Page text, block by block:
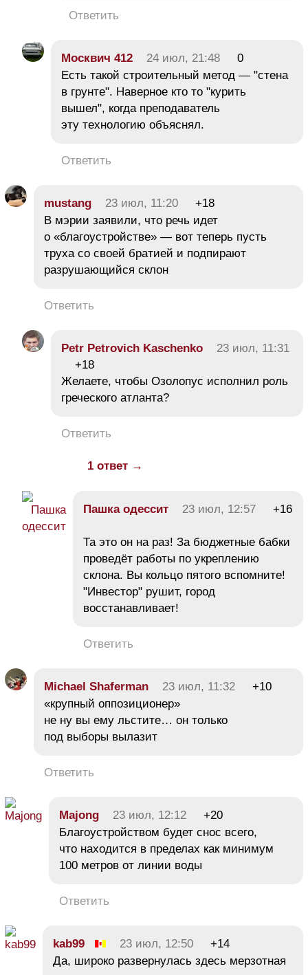
Ответить
Москвич 412 24 июл, 21:48
0
Есть такой строительный метод — "стена
в грунте". Наверное кто то "курить
вышел", когда преподаватель
эту технологию объяснял.
Ответить
mustang 23 июл, 11:20
+18
В мэрии заявили, что речь идет
о «благоустройстве» — вот теперь пусть
труха со своей братией и подпирают
разрушающийся склон
Ответить
Petr Petrovich Kaschenko
23 июл, 11:31
+18
Желаете, чтобы Озолопус исполнил роль
греческого атланта?
Ответить
1 ответ →
Пашка одессит 23 июл, 12:57 +16
Та это он на раз! За бюджетные бабки
проведёт работы по укреплению
склона. Вы кольцо пятого вспомните!
"Инвестор" рушит, город
восстанавливает!
Ответить
Michael Shaferman 23 июл, 11:32
+10
«крупный оппозиционер»
не ну вы ему льстите… он только
под выборы вылазит
Ответить
Majong 23 июл, 12:12
+20
Благоустройством будет снос всего,
что находится в пределах как минимум
100 метров от линии воды
Ответить
kab99 23 июл, 12:50
+14
Да, широко развернулась здесь мерзотная